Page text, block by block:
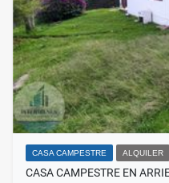
CASA CAMPESTRE ALQUILER
CASA CAMPESTRE EN